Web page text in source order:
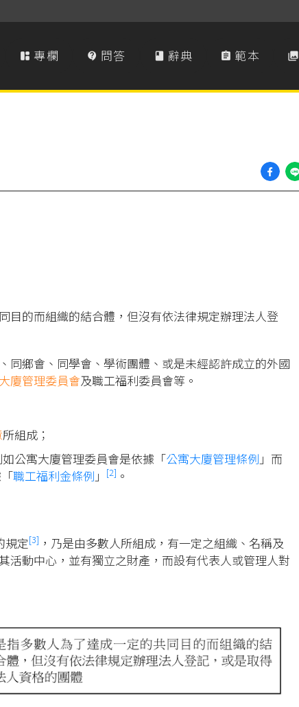
 專欄  問答  辭典  範本 
目的而組織的結合體，但沒有依法律規定辦理法人登
、同鄉會、同學會、學術團體、或是未經認許成立的外國
廈管理委員會及職工福利委員會等。
所組成；
公寓大廈管理委員會是依據「公寓大廈管理條例 」而
職工福利金條例 」 [2] 。
規定[3] ，乃是由多數人所組成，有一定之組織、名稱及
活動中心，並有獨立之財產，而設有代表人或管理人對